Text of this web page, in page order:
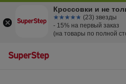
Кроссовки и не
☆☆☆☆☆
★★★★★ (23) звезды
- 15% на первый заказ
(на товары по полной